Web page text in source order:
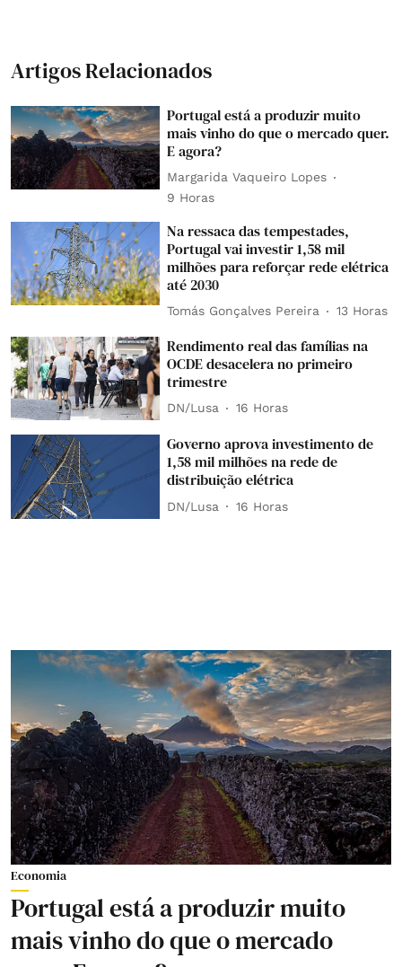
Artigos Relacionados
Portugal está a produzir muito
mais vinho do que o mercado quer.
E agora?
Margarida Vaqueiro Lopes
9 Horas
Na ressaca das tempestades,
Portugal vai investir 1,58 mil
milhões para reforçar rede elétrica
até 2030
Tomás Gonçalves Pereira 13 Horas
Rendimento real das famílias na
OCDE desacelera no primeiro
trimestre
DN/Lusa 16 Horas
Governo aprova investimento de
1,58 mil milhões na rede de
distribuição elétrica
DN/Lusa 16 Horas
Economia
Portugal está a produzir muito
mais vinho do que o mercado